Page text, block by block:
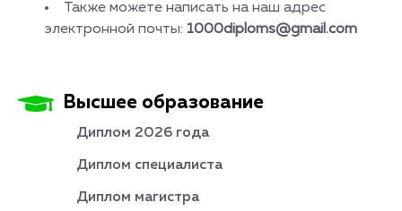
Также можете написать на наш адрес
электронной почты: 1000diploms@gmail.com
Высшее образование
Диплом 2026 года
Диплом специалиста
Диплом магистра